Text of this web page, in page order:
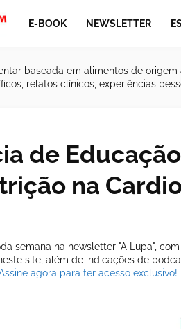
E-BOOK NEWSLETTER
baseada em alimentos de
relatos clínicos, experiências
de
na
semana na newsletter "A Lupa",
site, além de indicações de
agora para ter acesso exclusivo!